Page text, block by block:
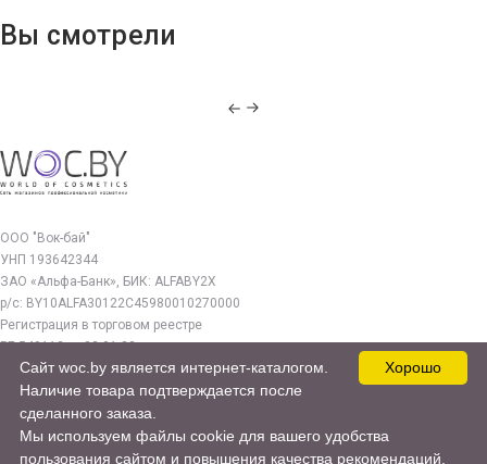
Вы смотрели
ООО "Вок-бай"
УНП 193642344
ЗАО «Альфа-Банк», БИК: ALFABY2X
р/с: BY10ALFA30122C45980010270000
Регистрация в торговом реестре
РБ 549112 от 03.01.23г.
Юр. адрес:
220140, г. Минск, ул. Бурдейного 22, оф.212
woc.by@yandex.by
Хорошо
Сайт woc.by является интернет-каталогом.
Наличие товара подтверждается после
сделанного заказа.
Мы используем файлы cookie для вашего удобства
пользования сайтом и повышения качества рекомендаций.